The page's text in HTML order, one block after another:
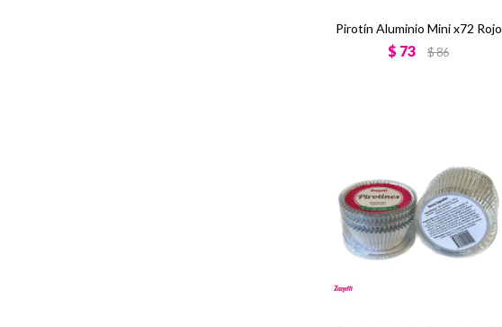
Pirotín Aluminio Mini x72 Rojo
$ 73 $86